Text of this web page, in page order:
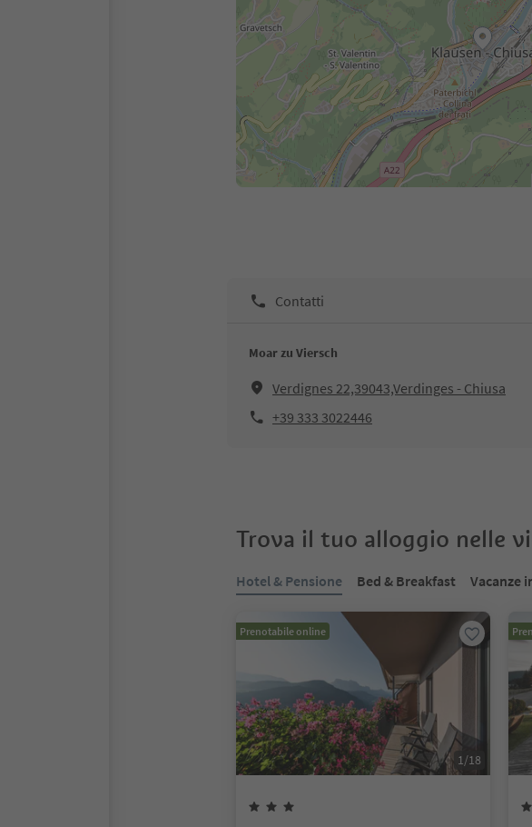
Contatti
Moar zu Viersch
Verdignes 22,39043,Verdinges - Chiusa
+39 333 3022446
Trova il tuo alloggio nelle
Hotel & Pensione Bed & Breakfast Vacanze
Prenotabile online
1/18